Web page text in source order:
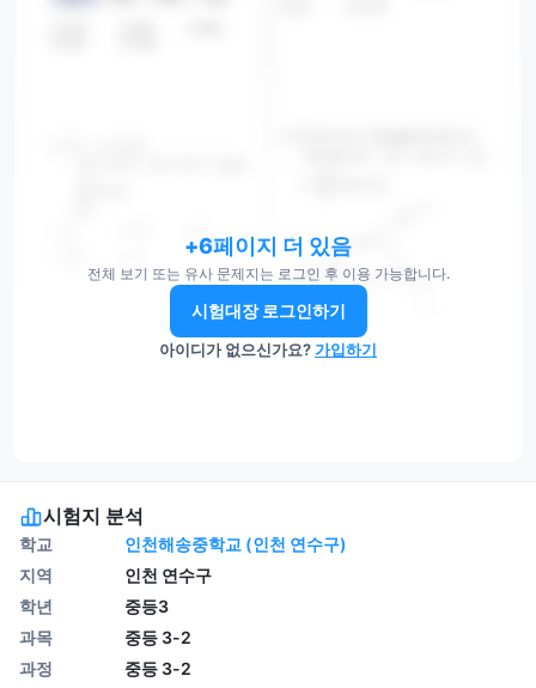
+6페이지 더 있음
전체 보기 또는 유사 문제지는 로그인 후 이용 가능합니다.
시험대장 로그인하기
아이디가 없으신가요?가입하기
시험지 분석
학교
인천해송중학교 (인천 연수구)
지역
인천 연수구
학년
중등3
과목
중등 3-2
과정
중등 3-2